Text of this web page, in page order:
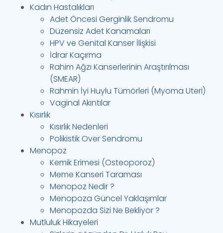
Kadın Hastalıkları
Adet Öncesi Gerginlik Sendromu
Düzensiz Adet Kanamaları
HPV ve Genital Kanser İlişkisi
İdrar Kaçırma
Rahim Ağzı Kanserlerinin Araştırılması
(SMEAR)
Rahmin İyi Huylu Tümörleri (Myoma Uteri)
Vaginal Akıntılar
Kısırlık
Kısırlık Nedenleri
Polikistik Over Sendromu
Menopoz
Kemik Erimesi (Osteoporoz)
Meme Kanseri Taraması
Menopoz Nedir ?
Menopoza Güncel Yaklaşımlar
Menopozda Sizi Ne Bekliyor ?
Mutluluk Hikayeleri